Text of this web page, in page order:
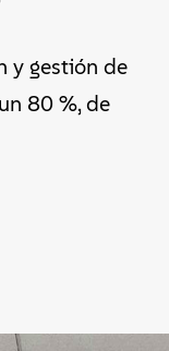
y gestión de
80 %, de